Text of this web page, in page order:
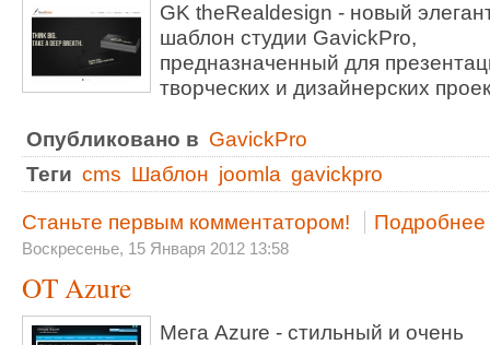
GK theRealdesign - новый
шаблон студии GavickPro,
предназначенный для
творческих и дизайнерских
Опубликовано в GavickPro
Теги cms Шаблон joomla gavickpro
Станьте первым комментатором! Подробнее
Воскресенье, 15 Января 2012 13:58
OT Azure
Мега Azure - стильный и очень